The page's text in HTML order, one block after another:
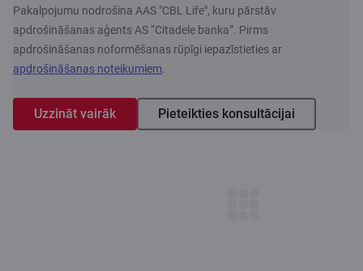
Pakalpojumu nodrošina AAS "CBL Life", kuru pārstāv
apdrošināšanas aģents AS “Citadele banka”. Pirms
apdrošināšanas noformēšanas rūpīgi iepazīstieties ar
apdrošināšanas noteikumiem.
Uzzināt vairāk Pieteikties konsultācijai